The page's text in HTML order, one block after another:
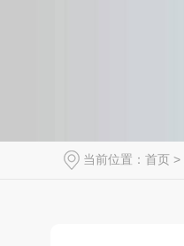
当前位置： 首页 >